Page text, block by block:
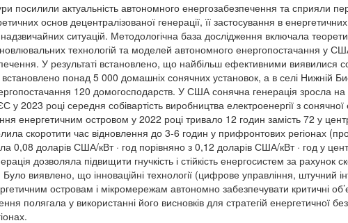
посилили актуальність автономного енергозабезпечення та сприяли
основ децентралізованої генерації, її застосування в
ситуацій. Методологічна база дослідження включала
технологій та моделей автономного енергопостачання у
У результаті встановлено, що найбільш ефективними виявилися
понад 5 000 домашніх сонячних установок, а в селі Нижній
120 домогосподарств. У США сонячна генерація зросла
2023 році середня собівартість виробництва електроенергії з
енергетичним островом у 2022 році тривало 12 годин замість 72 у
скоротити час відновлення до 3-6 годин у прифронтових регіонах
0,08 доларів США/кВт · год порівняно з 0,12 доларів США/кВт · год у
дозволяла підвищити гнучкість і стійкість енергосистем за рахунок
виявлено, що інноваційні технології (цифрове управління, штучний
островам і мікромережам автономно забезпечувати критичні
полягала у використанні його висновків для стратегій енергетичної